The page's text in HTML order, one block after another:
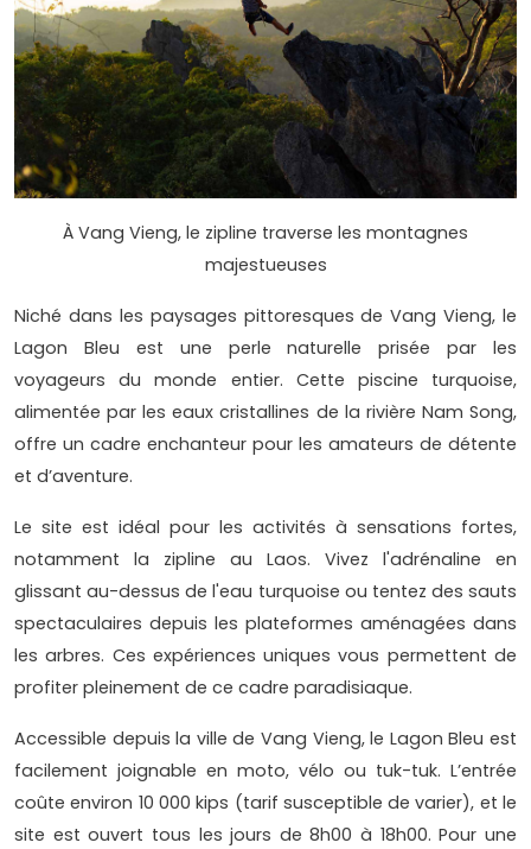
À Vang Vieng, le zipline traverse les montagnes
majestueuses
Niché dans les paysages pittoresques de Vang Vieng, le
Lagon Bleu est une perle naturelle prisée par les
voyageurs du monde entier. Cette piscine turquoise,
alimentée par les eaux cristallines de la rivière Nam Song,
offre un cadre enchanteur pour les amateurs de détente
et d’aventure.
Le site est idéal pour les activités à sensations fortes,
notamment la zipline au Laos. Vivez l'adrénaline en
glissant au-dessus de l'eau turquoise ou tentez des sauts
spectaculaires depuis les plateformes aménagées dans
les arbres. Ces expériences uniques vous permettent de
profiter pleinement de ce cadre paradisiaque.
Accessible depuis la ville de Vang Vieng, le Lagon Bleu est
facilement joignable en moto, vélo ou tuk-tuk. L’entrée
coûte environ 10 000 kips (tarif susceptible de varier), et le
site est ouvert tous les jours de 8h00 à 18h00. Pour une